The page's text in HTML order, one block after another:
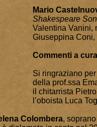
Mario
Shakespeare
Valentina Vanini,
Giuseppina Coni,
Commenti a
Si ringraziano
della prof.ssa
il chitarrista
l’oboista Luca
Colombera, soprano